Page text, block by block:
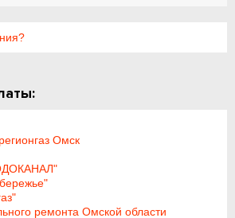
Омск
ремонта Омской области